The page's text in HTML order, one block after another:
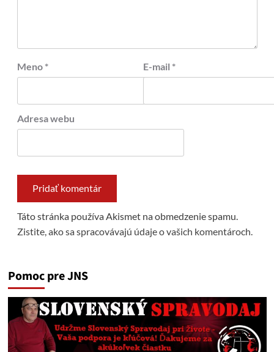
Meno * E-mail *
Adresa webu
Táto stránka používa Akismet na obmedzenie spamu.
Zistite, ako sa spracovávajú údaje o vašich komentároch.
Pomoc pre JNS